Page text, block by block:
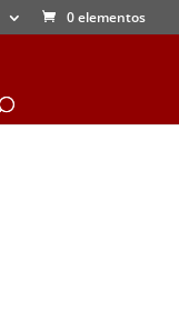
0 elementos